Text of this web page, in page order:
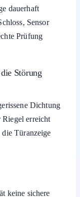
dauerhaft
Sensor
Prüfung
Störung
Dichtung
erreicht
Türanzeige
keine sichere